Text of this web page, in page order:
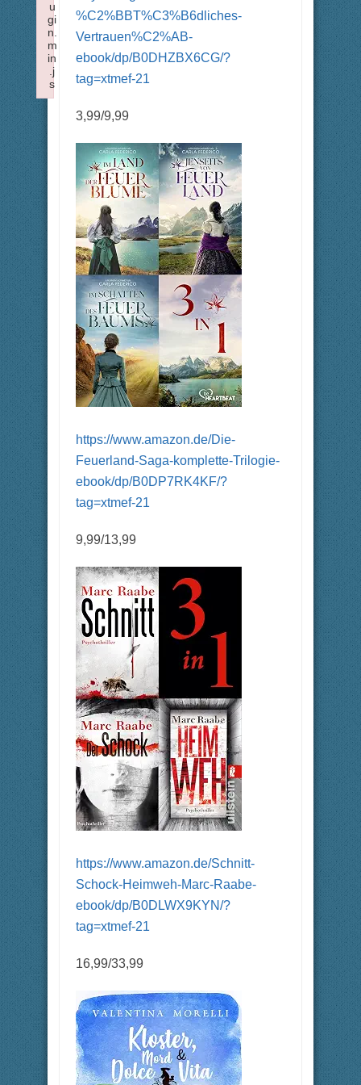
%C2%BBT%C3%B6dliches-
Vertrauen%C2%AB-
ebook/dp/B0DHZBX6CG/?
tag=xtmef-21
3,99/9,99
https://www.amazon.de/Die-
Feuerland-Saga-komplette-Trilogie-
ebook/dp/B0DP7RK4KF/?
tag=xtmef-21
9,99/13,99
https://www.amazon.de/Schnitt-
Schock-Heimweh-Marc-Raabe-
ebook/dp/B0DLWX9KYN/?
tag=xtmef-21
16,99/33,99
u
gi
n.
m
in
.j
s
Failed to load plugin: nonbreaking from url https://